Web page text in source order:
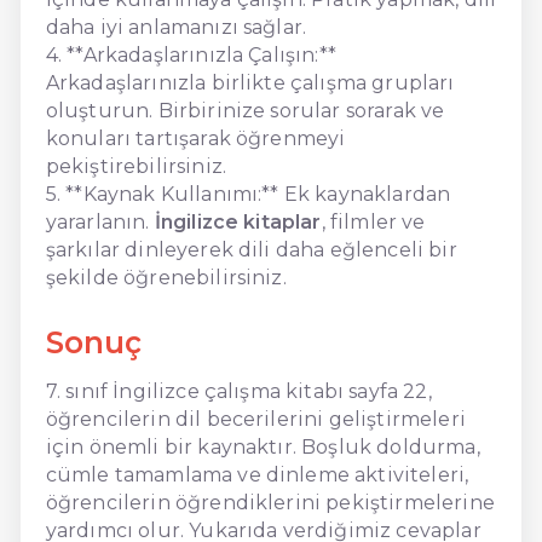
daha iyi anlamanızı sağlar.
4. **Arkadaşlarınızla Çalışın:**
Arkadaşlarınızla birlikte çalışma grupları
oluşturun. Birbirinize sorular sorarak ve
konuları tartışarak öğrenmeyi
pekiştirebilirsiniz.
5. **Kaynak Kullanımı:** Ek kaynaklardan
yararlanın. İngilizce kitaplar, filmler ve
şarkılar dinleyerek dili daha eğlenceli bir
şekilde öğrenebilirsiniz.
Sonuç
7. sınıf İngilizce çalışma kitabı sayfa 22,
öğrencilerin dil becerilerini geliştirmeleri
için önemli bir kaynaktır. Boşluk doldurma,
cümle tamamlama ve dinleme aktiviteleri,
öğrencilerin öğrendiklerini pekiştirmelerine
yardımcı olur. Yukarıda verdiğimiz cevaplar